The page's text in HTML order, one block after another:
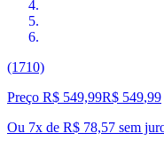
(1710)
Preço R$ 549,99R$ 549,99
Ou 7x de R$ 78,57 sem